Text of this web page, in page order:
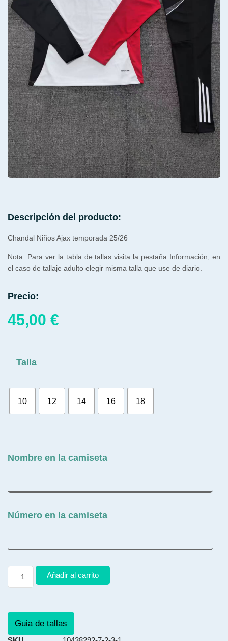
Descripción del producto:
Chandal Niños Ajax temporada 25/26
Nota: Para ver la tabla de tallas visita la pestaña Información, en
el caso de tallaje adulto elegir misma talla que use de diario.
Precio:
45,00 €
Talla
10 12 14 16 18
Nombre en la camiseta
Número en la camiseta
Añadir al carrito
Guia de tallas